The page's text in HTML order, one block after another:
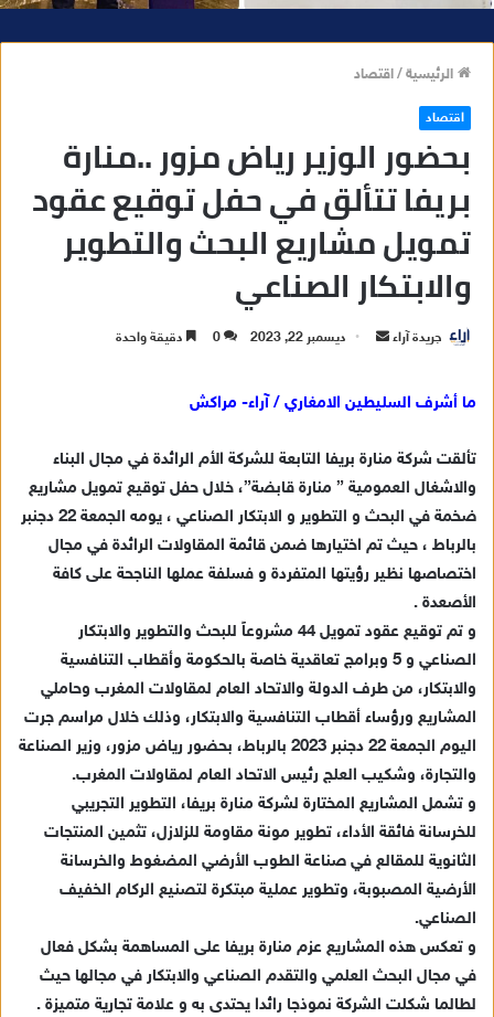
الرئيسية/اقتصاد
اقتصاد
بحضور الوزير رياض مزور ..منارة
بريفا تتألق في حفل توقيع عقود
تمويل مشاريع البحث والتطوير
والابتكار الصناعي
جريدة آراء
ي
د
ا
إ
ك
ت
و
ن
ديسمبر 22, 2023 0 دقيقة واحدة
ما أشرف السليطين الامغاري / آراء- مراكش
تألقت شركة منارة بريفا التابعة للشركة الأم الرائدة في مجال البناء
والاشغال العمومية ” منارة قابضة”، خلال حفل توقيع تمويل مشاريع
ضخمة في البحث و التطوير و الابتكار الصناعي ، يومه الجمعة 22 دجنبر
بالرباط ، حيث تم اختيارها ضمن قائمة المقاولات الرائدة في مجال
اختصاصها نظير رؤيتها المتفردة و فسلفة عملها الناجحة على كافة
الأصعدة .
و تم توقيع عقود تمويل 44 مشروعاً للبحث والتطوير والابتكار
الصناعي و 5 وبرامج تعاقدية خاصة بالحكومة وأقطاب التنافسية
والابتكار، من طرف الدولة والاتحاد العام لمقاولات المغرب وحاملي
المشاريع ورؤساء أقطاب التنافسية والابتكار، وذلك خلال مراسم جرت
اليوم الجمعة 22 دجنبر 2023 بالرباط، بحضور رياض مزور، وزير الصناعة
والتجارة، وشكيب العلج رئيس الاتحاد العام لمقاولات المغرب.
و تشمل المشاريع المختارة لشركة منارة بريفا، التطوير التجريبي
للخرسانة فائقة الأداء، تطوير مونة مقاومة للزلازل، تثمين المنتجات
الثانوية للمقالع في صناعة الطوب الأرضي المضغوط والخرسانة
الأرضية المصبوبة، وتطوير عملية مبتكرة لتصنيع الركام الخفيف
الصناعي.
و تعكس هذه المشاريع عزم منارة بريفا على المساهمة بشكل فعال
في مجال البحث العلمي والتقدم الصناعي والابتكار في مجالها حيث
لطالما شكلت الشركة نموذجا رائدا يحتدى به و علامة تجارية متميزة .